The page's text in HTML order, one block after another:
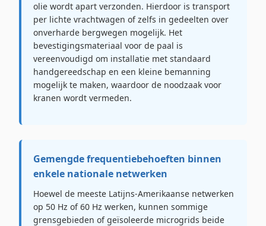
olie wordt apart verzonden. Hierdoor is transport
per lichte vrachtwagen of zelfs in gedeelten over
onverharde bergwegen mogelijk. Het
bevestigingsmateriaal voor de paal is
vereenvoudigd om installatie met standaard
handgereedschap en een kleine bemanning
mogelijk te maken, waardoor de noodzaak voor
kranen wordt vermeden.
Gemengde frequentiebehoeften binnen
enkele nationale netwerken
Hoewel de meeste Latijns-Amerikaanse netwerken
op 50 Hz of 60 Hz werken, kunnen sommige
grensgebieden of geïsoleerde microgrids beide